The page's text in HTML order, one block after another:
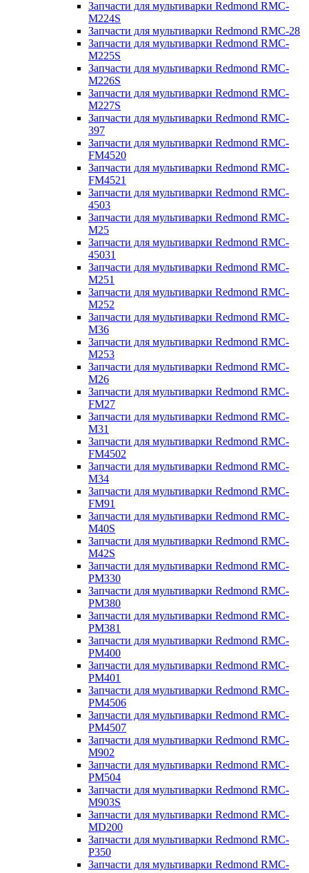
Запчасти для мультиварки Redmond RMC-
M224S
Запчасти для мультиварки Redmond RMC-28
Запчасти для мультиварки Redmond RMC-
M225S
Запчасти для мультиварки Redmond RMC-
M226S
Запчасти для мультиварки Redmond RMC-
M227S
Запчасти для мультиварки Redmond RMC-
397
Запчасти для мультиварки Redmond RMC-
FM4520
Запчасти для мультиварки Redmond RMC-
FM4521
Запчасти для мультиварки Redmond RMC-
4503
Запчасти для мультиварки Redmond RMC-
M25
Запчасти для мультиварки Redmond RMC-
45031
Запчасти для мультиварки Redmond RMC-
M251
Запчасти для мультиварки Redmond RMC-
M252
Запчасти для мультиварки Redmond RMC-
M36
Запчасти для мультиварки Redmond RMC-
M253
Запчасти для мультиварки Redmond RMC-
M26
Запчасти для мультиварки Redmond RMC-
FM27
Запчасти для мультиварки Redmond RMC-
M31
Запчасти для мультиварки Redmond RMC-
FM4502
Запчасти для мультиварки Redmond RMC-
M34
Запчасти для мультиварки Redmond RMC-
FM91
Запчасти для мультиварки Redmond RMC-
M40S
Запчасти для мультиварки Redmond RMC-
M42S
Запчасти для мультиварки Redmond RMC-
PM330
Запчасти для мультиварки Redmond RMC-
PM380
Запчасти для мультиварки Redmond RMC-
PM381
Запчасти для мультиварки Redmond RMC-
PM400
Запчасти для мультиварки Redmond RMC-
PM401
Запчасти для мультиварки Redmond RMC-
PM4506
Запчасти для мультиварки Redmond RMC-
PM4507
Запчасти для мультиварки Redmond RMC-
M902
Запчасти для мультиварки Redmond RMC-
PM504
Запчасти для мультиварки Redmond RMC-
M903S
Запчасти для мультиварки Redmond RMC-
MD200
Запчасти для мультиварки Redmond RMC-
P350
Запчасти для мультиварки Redmond RMC-